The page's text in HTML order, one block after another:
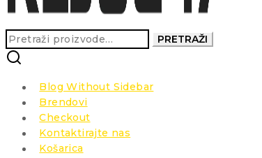
Pretraži: PRETRAŽI
Blog Without Sidebar
Brendovi
Checkout
Kontaktirajte nas
Košarica